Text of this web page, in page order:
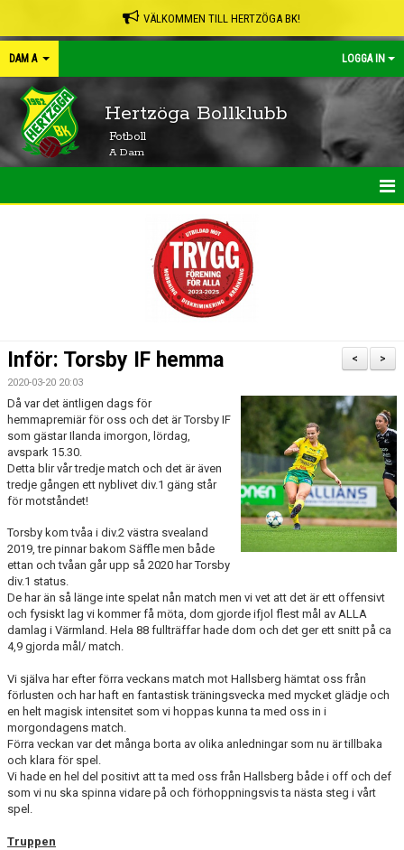
VÄLKOMMEN TILL HERTZÖGA BK!
DAM A LOGGA IN
Hertzöga Bollklubb
Fotboll
A Dam
TRUPPEN
BILDGALLERI
DOKUMENT
KONTAKT
HISTORIA
>
<
Inför: Torsby IF hemma
2020-03-20 20:03
Då var det äntligen dags för
hemmapremiär för oss och det är Torsby IF
som gästar Ilanda imorgon, lördag,
avspark 15.30.
Detta blir vår tredje match och det är även
tredje gången ett nyblivet div.1 gäng står
för motståndet!
Torsby kom tvåa i div.2 västra svealand
2019, tre pinnar bakom Säffle men både
ettan och tvåan går upp så 2020 har Torsby
div.1 status.
De har än så länge inte spelat nån match men vi vet att det är ett offensivt
och fysiskt lag vi kommer få möta, dom gjorde ifjol flest mål av ALLA
damlag i Värmland. Hela 88 fullträffar hade dom och det ger ett snitt på ca
4,9 gjorda mål/ match.
Vi själva har efter förra veckans match mot Hallsberg hämtat oss från
förlusten och har haft en fantastisk träningsvecka med mycket glädje och
en helt magisk intensitet som vi hoppas kunna ta med oss in i
morgondagens match.
Förra veckan var det många borta av olika anledningar som nu är tillbaka
och klara för spel.
Vi hade en hel del positivt att ta med oss från Hallsberg både i off och def
som vi nu ska spinna vidare på och förhoppningsvis ta nästa steg i vårt
spel.
Truppen